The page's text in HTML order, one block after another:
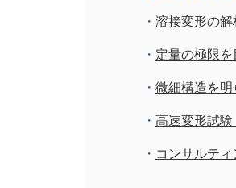
溶接変形の解
定量の極限
微細構造を明
高速変形試験
コンサルテ